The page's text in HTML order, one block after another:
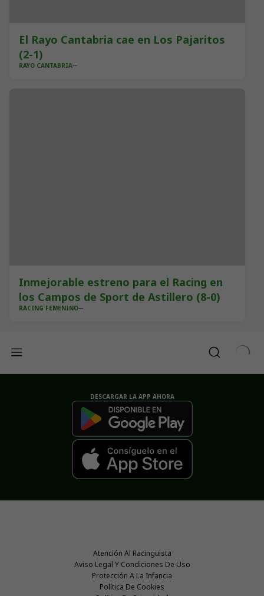
El Rayo Cantabria cae en Los Pajaritos
(2-1)
RAYO CANTABRIA
Inmejorable estreno para el Racing en
los Campos de Sport de Astillero (8-0)
RACING FEMENINO
DESCARGAR LA APP AHORA
Atención Al Racinguista
Aviso Legal Y Condiciones De Uso
Protección A La Infancia
Política De Cookies